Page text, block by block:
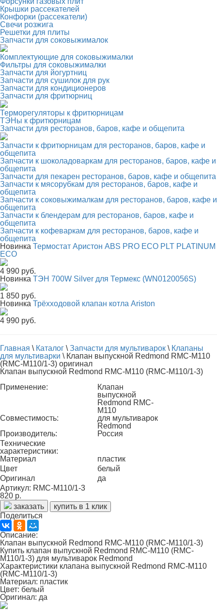
Крышки рассекателей
Конфорки (рассекатели)
Свечи розжига
Решетки для плиты
Запчасти для соковыжималок
Комплектующие для соковыжималки
Фильтры для соковыжималки
Запчасти для йогуртниц
Запчасти для сушилок для рук
Запчасти для кондиционеров
Запчасти для фритюрниц
Терморегуляторы к фритюрницам
ТЭНы к фритюрницам
Запчасти для ресторанов, баров, кафе и общепита
Запчасти к фритюрницам для ресторанов, баров, кафе и
общепита
Запчасти к шоколадоваркам для ресторанов, баров, кафе и
общепита
Запчасти для пекарен ресторанов, баров, кафе и общепита
Запчасти к мясорубкам для ресторанов, баров, кафе и
общепита
Запчасти к соковыжималкам для ресторанов, баров, кафе и
общепита
Запчасти к блендерам для ресторанов, баров, кафе и
общепита
Запчасти к кофеваркам для ресторанов, баров, кафе и
общепита
Новинка Термостат Аристон ABS PRO ECO PLT PLATINUM
ECO
4 990 руб.
Новинка ТЭН 700W Silver для Термекс (WN0120056S)
1 850 руб.
Новинка Трёхходовой клапан котла Ariston
4 990 руб.
Главная \ Каталог \ Запчасти для мультиварок \ Клапаны
для мультиварки \ Клапан выпускной Redmond RMC-M110
(RMC-M110/1-3) оригинал
Клапан выпускной Redmond RMC-M110 (RMC-M110/1-3)
Применение:
Клапан
выпускной
Redmond RMC-
M110
Совместимость:
для мультиварок
Redmond
Производитель:
Россия
Технические
характеристики:
Материал
пластик
Цвет
белый
Оригинал
да
Артикул: RMC-M110/1-3
820 р.
заказать
купить в 1 клик
Поделиться
Описание:
Клапан выпускной Redmond RMC-M110 (RMC-M110/1-3)
Купить клапан выпускной Redmond RMC-M110 (RMC-
M110/1-3) для мультиварок Redmond
Характеристики клапана выпускной Redmond RMC-M110
(RMC-M110/1-3)
Материал: пластик
Цвет: белый
Оригинал: да